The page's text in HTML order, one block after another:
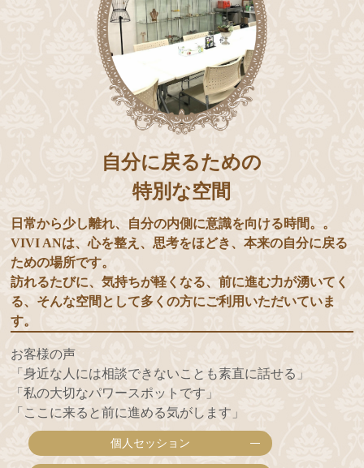
自分に戻るための
特別な空間
日常から少し離れ、自分の内側に意識を向ける時間。。
VIVI ANは、心を整え、思考をほどき、本来の自分に戻る
ための場所です。
訪れるたびに、気持ちが軽くなる、前に進む力が湧いてく
る、そんな空間として多くの方にご利用いただいていま
す。
お客様の声
「身近な人には相談できないことも素直に話せる」
「私の大切なパワースポットです」
「ここに来ると前に進める気がします」
個人セッション